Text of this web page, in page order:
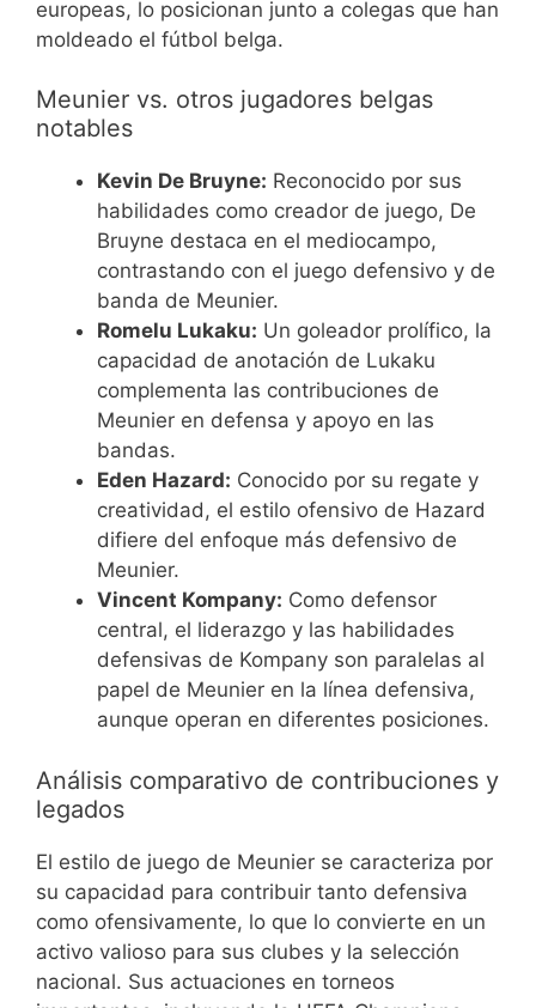
europeas, lo posicionan junto a colegas que han
moldeado el fútbol belga.
Meunier vs. otros jugadores belgas
notables
Kevin De Bruyne: Reconocido por sus
habilidades como creador de juego, De
Bruyne destaca en el mediocampo,
contrastando con el juego defensivo y de
banda de Meunier.
Romelu Lukaku: Un goleador prolífico, la
capacidad de anotación de Lukaku
complementa las contribuciones de
Meunier en defensa y apoyo en las
bandas.
Eden Hazard: Conocido por su regate y
creatividad, el estilo ofensivo de Hazard
difiere del enfoque más defensivo de
Meunier.
Vincent Kompany: Como defensor
central, el liderazgo y las habilidades
defensivas de Kompany son paralelas al
papel de Meunier en la línea defensiva,
aunque operan en diferentes posiciones.
Análisis comparativo de contribuciones y
legados
El estilo de juego de Meunier se caracteriza por
su capacidad para contribuir tanto defensiva
como ofensivamente, lo que lo convierte en un
activo valioso para sus clubes y la selección
nacional. Sus actuaciones en torneos